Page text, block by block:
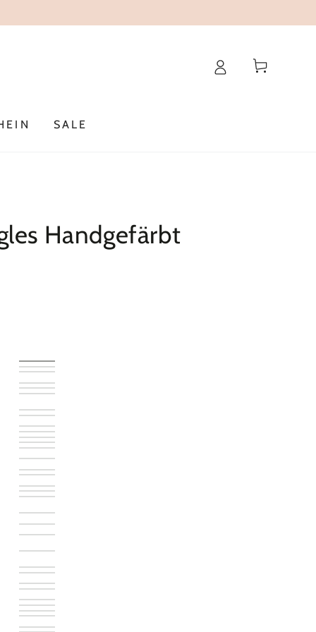
SALE
Warenkorb
Handgefärbt
Jade
Grey
Variante
ausverkauft
oder
nicht
verfügbar
Pewter
Variante
ausverkauft
oder
verfügbar
Barefoot
Variante
ausverkauft
oder
nicht
verfügbar
Beachcomber
Variante
ausverkauft
nicht
verfügbar
Coral
Reef
Variante
ausverkauft
oder
nicht
verfügbar
Ceramic
Variante
oder
nicht
verfügbar
Cactus
Moonsoil
Variante
ausverkauft
oder
nicht
verfügbar
ausverkauft
oder
nicht
verfügbar
Chrysalis
Variante
ausverkauft
oder
nicht
verfügbar
Autumn
Leaf
Variante
ausverkauft
oder
nicht
verfügbar
Fizz
Variante
ausverkauft
oder
nicht
verfügbar
Rosegold
Variante
ausverkauft
oder
nicht
verfügbar
Amethyst
Variante
ausverkauft
oder
nicht
verfügbar
Green
Oakmoss
Variante
ausverkauft
oder
nicht
verfügbar
Burnished
Variante
ausverkauft
oder
nicht
verfügbar
Hillside
Variante
ausverkauft
oder
nicht
verfügbar
Marshes
Variante
ausverkauft
oder
nicht
verfügbar
Andisol
Variante
ausverkauft
oder
nicht
verfügbar
Skyswan
Variante
ausverkauft
oder
nicht
Uisce
Variante
ausverkauft
oder
nicht
verfügbar
Interstellar
Variante
ausverkauft
oder
verfügbar
Hearth
Variante
ausverkauft
oder
nicht
verfügbar
Podzolic
Variante
ausverkauft
nicht
verfügbar
Moonbow
Variante
ausverkauft
oder
nicht
verfügbar
Thorn
Variante
oder
nicht
verfügbar
Truffle
Variante
ausverkauft
oder
nicht
ausverkauft
oder
nicht
verfügbar
Quest
Variante
ausverkauft
oder
verfügbar
Dough
Variante
ausverkauft
oder
nicht
Mustard
Variante
ausverkauft
nicht
verfügbar
Laterite
Variante
ausverkauft
oder
verfügbar
Autumn
Variante
oder
nicht
verfügbar
Soda
Variante
ausverkauft
nicht
verfügbar
ausverkauft
oder
nicht
verfügbar
Barn
Variante
oder
nicht
verfügbar
Reimse
Variante
ausverkauft
oder
nicht
verfügbar
ausverkauft
oder
nicht
verfügbar
Mountain
Path
Variante
ausverkauft
oder
nicht
verfügbar
Ultra
Variante
ausverkauft
oder
nicht
verfügbar
Storm
Variante
ausverkauft
oder
nicht
verfügbar
Night
Variante
ausverkauft
oder
nicht
verfügbar
Rosehip
Variante
ausverkauft
oder
nicht
Reflect
Variante
ausverkauft
oder
nicht
Powderpuff
Variante
ausverkauft
oder
Cloth
Variante
ausverkauft
oder
Antique
Variante
ausverkauft
Dusty
Orange
Variante
ausverkauft
Camel
Variante
Grayslake
Variante